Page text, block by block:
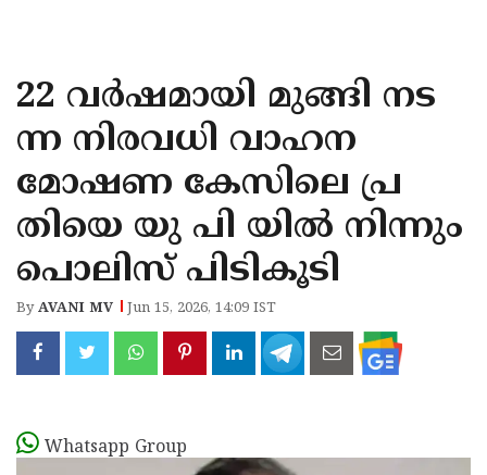
KANNUR
KASARAGOD
22 വർഷമായി മുങ്ങി നട
ന്ന നിരവധി വാഹന
മോഷണ കേസിലെ പ്ര
തിയെ യു പി യിൽ നിന്നും
പൊലിസ് പിടികൂടി
ByAVANI MV Jun 15, 2026, 14:09 IST
Whatsapp Group